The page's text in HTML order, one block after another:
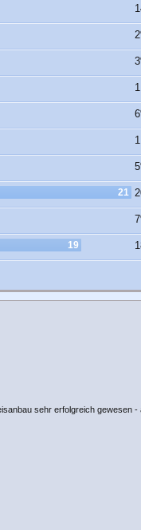
21
19
sehr erfolgreich gewesen